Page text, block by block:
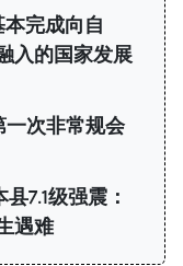
完成向自
入的国家发展
一次非常规会
7.1级强震：
遇难